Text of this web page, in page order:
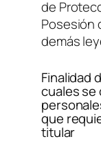
de
Posesión
demás
Finalidad
cuales se
que
titular